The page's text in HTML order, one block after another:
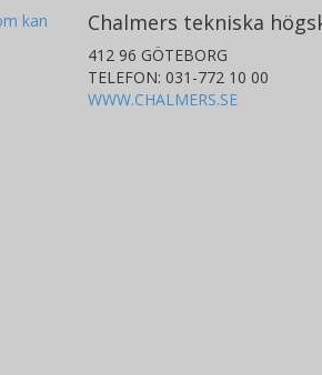
kan
Chalmers tekniska
412 96 GÖTEBORG
TELEFON: 031-772 10 00
WWW.CHALMERS.SE